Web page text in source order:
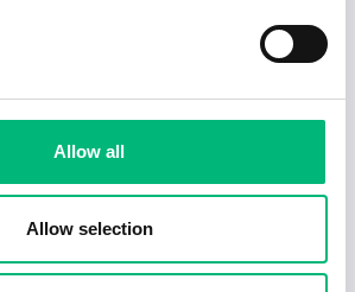
Allow all
Allow selection